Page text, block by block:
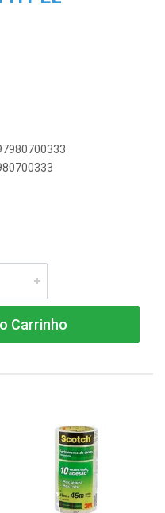
Carrinho